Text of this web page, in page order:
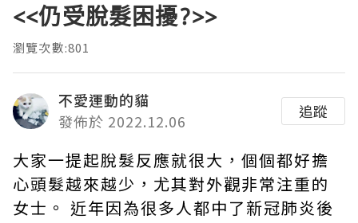
<<仍受脫髮困擾?>>
瀏覽次數:801
不愛運動的貓
發佈於 2022.12.06
追蹤
大家一提起脫髮反應就很大，個個都好擔
心頭髮越來越少，尤其對外觀非常注重的
女士。 近年因為很多人都中了新冠肺炎後